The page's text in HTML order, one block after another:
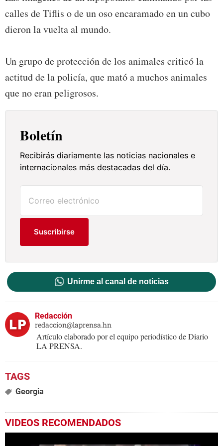
calles de Tiflis o de un oso encaramado en un cubo
dieron la vuelta al mundo.
Un grupo de protección de los animales criticó la
actitud de la policía, que mató a muchos animales
que no eran peligrosos.
Boletín
Recibirás diariamente las noticias nacionales e
internacionales más destacadas del día.
Suscribirse
Unirme al canal de noticias
Redacción
redaccion@laprensa.hn
Artículo elaborado por el equipo periodístico de Diario
LA PRENSA.
Georgia
VIDEOS RECOMENDADOS